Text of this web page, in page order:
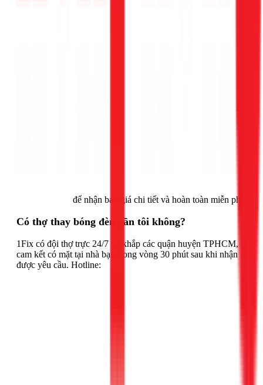
để nhận báo giá chi tiết và hoàn toàn miễn phí.
Có thợ thay bóng đèn gần tôi không?
1Fix có đội thợ trực 24/7 tại khắp các quận huyện TPHCM,
cam kết có mặt tại nhà bạn trong vòng 30 phút sau khi nhận
được yêu cầu. Hotline: